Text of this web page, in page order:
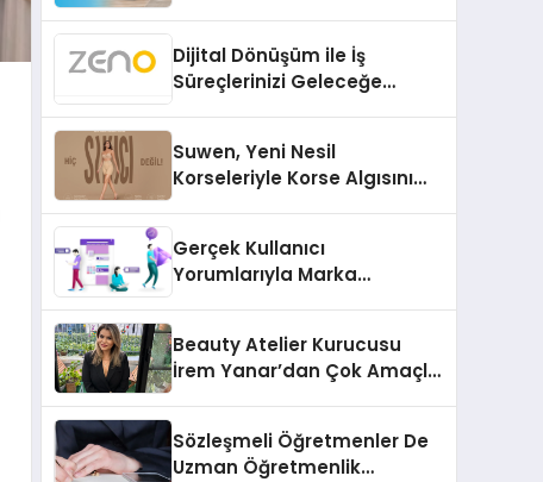
Dijital Dönüşüm ile İş
Süreçlerinizi Geleceğe
Suwen, Yeni Nesil
Korseleriyle Korse Algısını
Gerçek Kullanıcı
Yorumlarıyla Marka
Beauty Atelier Kurucusu
İrem Yanar’dan Çok Amaçlı
Sözleşmeli Öğretmenler De
Uzman Öğretmenlik